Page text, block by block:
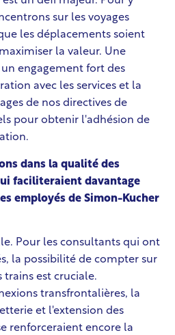
sur les voyages
les déplacements soient
la valeur. Une
engagement fort des
avec les services et la
de nos directives de
pour obtenir l'adhésion de
dans la qualité des
faciliteraient davantage
employés de Simon-Kucher
Pour les consultants qui ont
la possibilité de compter sur
est cruciale.
transfrontalières, la
et l'extension des
renforceraient encore la